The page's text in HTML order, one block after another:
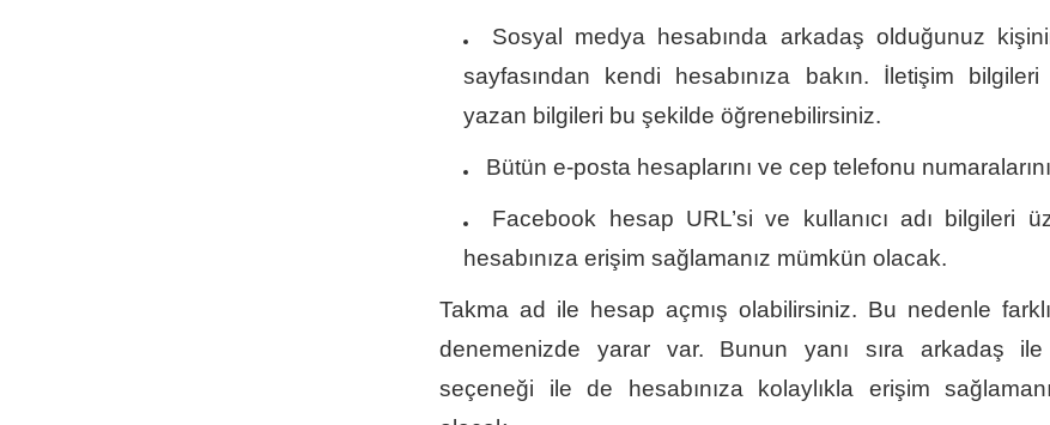
Sosyal medya hesabında arkadaş olduğunuz
sayfasından kendi hesabınıza bakın. İletişim bilgileri
yazan bilgileri bu şekilde öğrenebilirsiniz.
Bütün e-posta hesaplarını ve cep telefonu
Facebook hesap URL’si ve kullanıcı adı bilgileri
hesabınıza erişim sağlamanız mümkün olacak.
Takma ad ile hesap açmış olabilirsiniz. Bu nedenle
denemenizde yarar var. Bunun yanı sıra arkadaş ile
seçeneği ile de hesabınıza kolaylıkla erişim